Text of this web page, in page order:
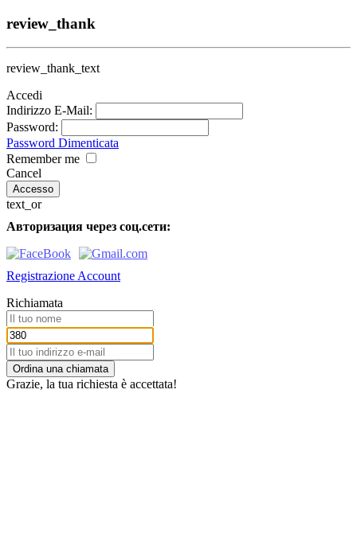
review_thank
review_thank_text
Accedi
Indirizzo E-Mail:
Password:
Password Dimenticata
Remember me
Cancel
text_or
Авторизация через соц.сети:
Registrazione Account
Richiamata
Ordina una chiamata
Grazie, la tua richiesta è accettata!